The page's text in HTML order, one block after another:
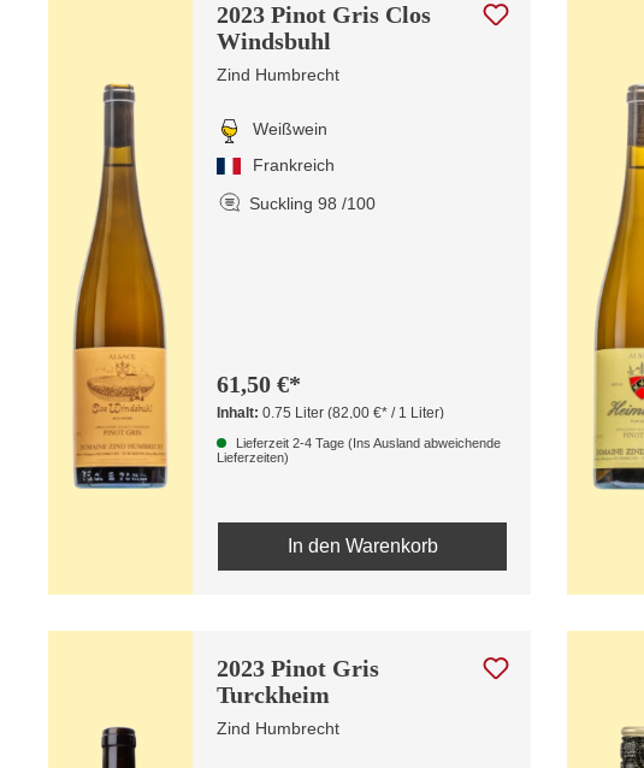
2023 Pinot Gris Clos
Windsbuhl
Zind Humbrecht
Weißwein
Frankreich
Suckling 98 /100
61,50 €*
Inhalt:0.75 Liter(82,00 €* / 1 Liter)
Lieferzeit 2-4 Tage (Ins Ausland abweichende
Lieferzeiten)
In den Warenkorb
2023 Pinot Gris
Turckheim
Zind Humbrecht